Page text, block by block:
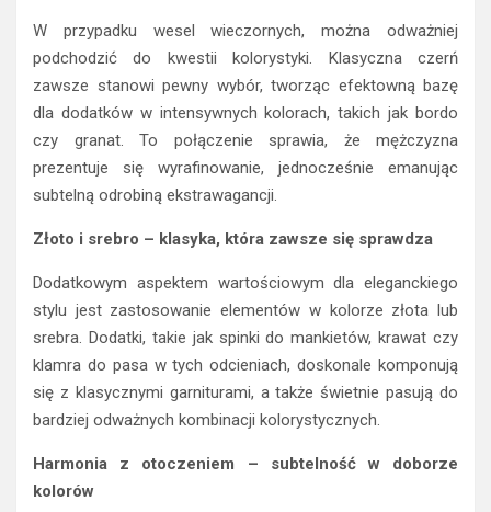
W przypadku wesel wieczornych, można odważniej
podchodzić do kwestii kolorystyki. Klasyczna czerń
zawsze stanowi pewny wybór, tworząc efektowną bazę
dla dodatków w intensywnych kolorach, takich jak bordo
czy granat. To połączenie sprawia, że mężczyzna
prezentuje się wyrafinowanie, jednocześnie emanując
subtelną odrobiną ekstrawagancji.
Złoto i srebro – klasyka, która zawsze się sprawdza
Dodatkowym aspektem wartościowym dla eleganckiego
stylu jest zastosowanie elementów w kolorze złota lub
srebra. Dodatki, takie jak spinki do mankietów, krawat czy
klamra do pasa w tych odcieniach, doskonale komponują
się z klasycznymi garniturami, a także świetnie pasują do
bardziej odważnych kombinacji kolorystycznych.
Harmonia z otoczeniem – subtelność w doborze
kolorów